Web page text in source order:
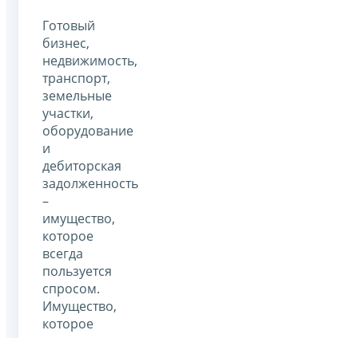
Готовый
бизнес,
недвижимость,
транспорт,
земельные
участки,
оборудование
и
дебиторская
задолженность
–
имущество,
которое
всегда
пользуется
спросом.
Имущество,
которое